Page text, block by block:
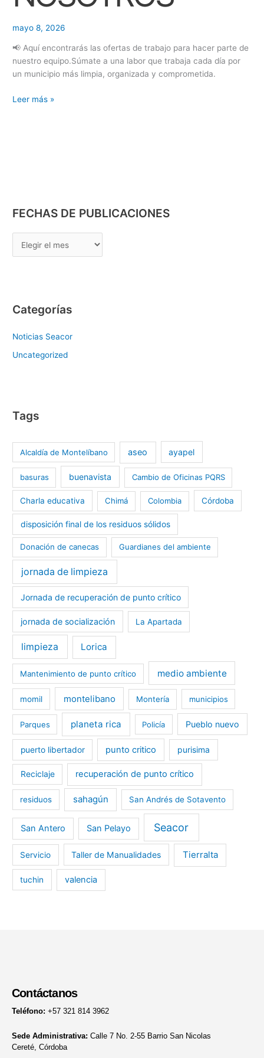
mayo 8, 2026
📢 Aquí encontrarás las ofertas de trabajo para hacer parte de
nuestro equipo.Súmate a una labor que trabaja cada día por
un municipio más limpia, organizada y comprometida.
Leer más »
FECHAS DE PUBLICACIONES
N
E
S
Categorías
Noticias Seacor
Uncategorized
Tags
Alcaldía de Montelíbano aseo ayapel
basuras buenavista Cambio de Oficinas PQRS
Charla educativa Chimá Colombia Córdoba
disposición final de los residuos sólidos
Donación de canecas Guardianes del ambiente
jornada de limpieza
Jornada de recuperación de punto crítico
jornada de socialización La Apartada
limpieza Lorica
Mantenimiento de punto crítico medio ambiente
momil montelibano Montería municipios
Parques planeta rica Policía Pueblo nuevo
puerto libertador punto critico purisima
Reciclaje recuperación de punto crítico
residuos sahagún San Andrés de Sotavento
San Antero San Pelayo Seacor
Servicio Taller de Manualidades Tierralta
tuchin valencia
Contáctanos
Teléfono: +57 321 814 3962
Sede Administrativa: Calle 7 No. 2-55 Barrio San Nicolas
Cereté, Córdoba